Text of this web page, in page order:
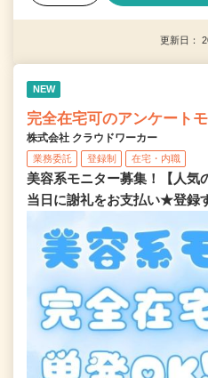
更新日：
NEW
完全在宅可のアンケート
株式会社 クラウドワーカー
業務委託 登録制 在宅・内職
美容系モニター募集！【人気
当日に謝礼をお支払い★登録